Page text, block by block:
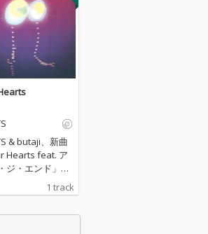
& butaji、新曲
Hearts feat. ア
ジ・エンド」を
ース。 Netflixシリ
ソウルメイト」
1 track